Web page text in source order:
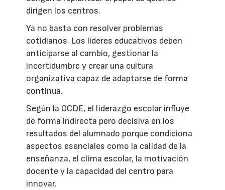
dirigen los centros.
Ya no basta con resolver problemas
cotidianos. Los líderes educativos deben
anticiparse al cambio, gestionar la
incertidumbre y crear una cultura
organizativa capaz de adaptarse de forma
continua.
Según la OCDE, el liderazgo escolar influye
de forma indirecta pero decisiva en los
resultados del alumnado porque condiciona
aspectos esenciales como la calidad de la
enseñanza, el clima escolar, la motivación
docente y la capacidad del centro para
innovar.